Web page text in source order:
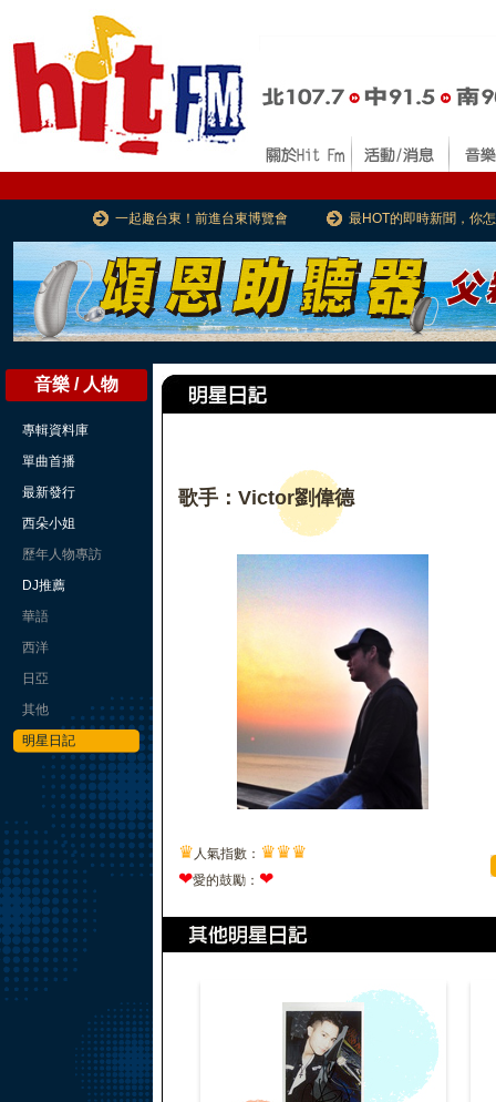
一起趣台東！前進台東博覽會 最HOT的即時新聞，你
音樂 / 人物
專輯資料庫
單曲首播
最新發行
西朵小姐
歷年人物專訪
DJ推薦
華語
西洋
日亞
其他
明星日記
歌手：Victor劉偉德
♛ 人氣指數： ♛♛♛
❤愛的鼓勵： ❤